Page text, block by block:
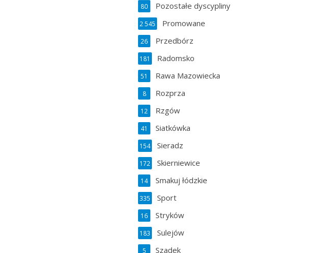
Pozostałe dyscypliny
80
Promowane
2 545
Przedbórz
26
Radomsko
181
Rawa Mazowiecka
51
Rozprza
8
Rzgów
12
Siatkówka
41
Sieradz
154
Skierniewice
172
Smakuj łódzkie
14
Sport
335
Stryków
16
Sulejów
183
Szadek
5